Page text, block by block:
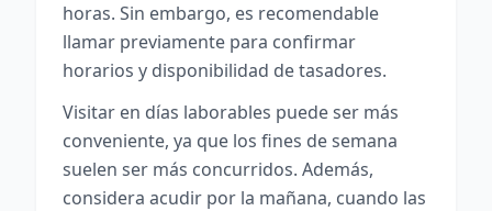
horas. Sin embargo, es recomendable
llamar previamente para confirmar
horarios y disponibilidad de tasadores.
Visitar en días laborables puede ser más
conveniente, ya que los fines de semana
suelen ser más concurridos. Además,
considera acudir por la mañana, cuando las